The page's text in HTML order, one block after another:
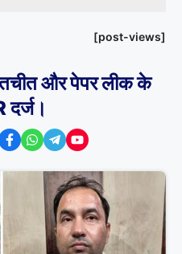
[post-views]
और पेपर लीक के
दर्ज।